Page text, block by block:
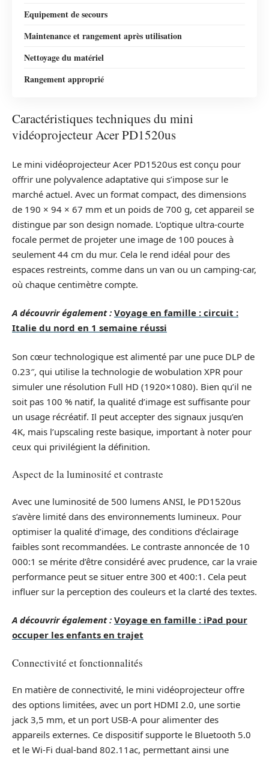
Equipement de secours
Maintenance et rangement après utilisation
Nettoyage du matériel
Rangement approprié
Caractéristiques techniques du mini
vidéoprojecteur Acer PD1520us
Le mini vidéoprojecteur Acer PD1520us est conçu pour
offrir une polyvalence adaptative qui s’impose sur le
marché actuel. Avec un format compact, des dimensions
de 190 × 94 × 67 mm et un poids de 700 g, cet appareil se
distingue par son design nomade. L’optique ultra-courte
focale permet de projeter une image de 100 pouces à
seulement 44 cm du mur. Cela le rend idéal pour des
espaces restreints, comme dans un van ou un camping-car,
où chaque centimètre compte.
A découvrir également : Voyage en famille : circuit :
Italie du nord en 1 semaine réussi
Son cœur technologique est alimenté par une puce DLP de
0.23″, qui utilise la technologie de wobulation XPR pour
simuler une résolution Full HD (1920×1080). Bien qu’il ne
soit pas 100 % natif, la qualité d’image est suffisante pour
un usage récréatif. Il peut accepter des signaux jusqu’en
4K, mais l’upscaling reste basique, important à noter pour
ceux qui privilégient la définition.
Aspect de la luminosité et contraste
Avec une luminosité de 500 lumens ANSI, le PD1520us
s’avère limité dans des environnements lumineux. Pour
optimiser la qualité d’image, des conditions d’éclairage
faibles sont recommandées. Le contraste annoncée de 10
000:1 se mérite d’être considéré avec prudence, car la vraie
performance peut se situer entre 300 et 400:1. Cela peut
influer sur la perception des couleurs et la clarté des textes.
A découvrir également : Voyage en famille : iPad pour
occuper les enfants en trajet
Connectivité et fonctionnalités
En matière de connectivité, le mini vidéoprojecteur offre
des options limitées, avec un port HDMI 2.0, une sortie
jack 3,5 mm, et un port USB-A pour alimenter des
appareils externes. Ce dispositif supporte le Bluetooth 5.0
et le Wi-Fi dual-band 802.11ac, permettant ainsi une